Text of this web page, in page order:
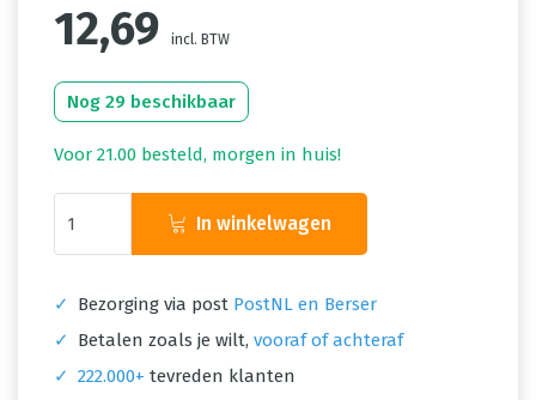
12,69 incl. BTW
Nog 29 beschikbaar
Voor 21.00 besteld, morgen in huis!
In winkelwagen
✓ Bezorging via post PostNL en Berser
✓
Betalen zoals je wilt, vooraf of achteraf
✓ 222.000+ tevreden klanten